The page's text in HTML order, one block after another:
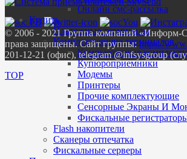
Онлайн смс-рассылка
Купить
Платежные терминалы
Комплектующие терминалов
Компьютерные
Купюроприемники
Модемы
Принтеры
Прочие комплектующие
Сенсорные Экраны И
Фискальные
Flash накопители
Сканеры отпечатка
Фискальные серверы
© 2006 - 2021 Группа компаний «Информ-
права защищены. Сайт группы:https://
201-12-21 (офис), telegram @infsysgroup
TOP